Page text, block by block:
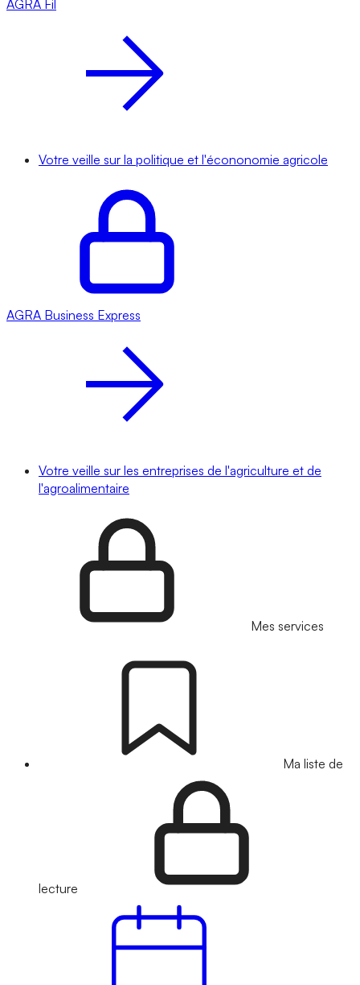
AGRA Fil
Votre veille sur la politique et l'écononomie agricole
AGRA Business Express
Votre veille sur les entreprises de l'agriculture et de
l'agroalimentaire
Mes services
Ma liste de
lecture